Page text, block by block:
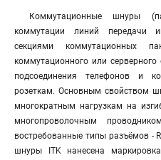
Коммутационные шнуры
коммутации линий передачи
секциями коммутационных
коммутационного или
подсоединения телефонов и
розеткам. Основным свойством
многократным нагрузкам на
многопроволочным
востребованные типы разъёмов -
шнуры ITK нанесена